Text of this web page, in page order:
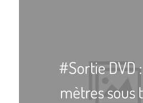
#Sortie DVD
mètres sous